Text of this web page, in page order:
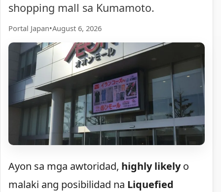
shopping mall sa Kumamoto.
Portal Japan•August 6, 2026
Ayon sa mga awtoridad, highly likelyo
malaki ang posibilidad na Liquefied